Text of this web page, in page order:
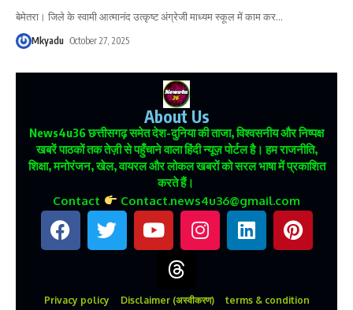
बेमेतरा। जिले के स्वामी आत्मानंद उत्कृष्ट अंग्रेजी माध्यम स्कूल में काम कर…
Mkyadu October 27, 2025
About Us
News4u36छत्तीसगढ़ समेत देश-दुनिया की ताजा, विश्वसनीय और निष्पक्ष
खबरें पाठकों तक तेज़ी से पहुँचाने वाला हिंदी न्यूज़ पोर्टल है। हम राजनीति,
शिक्षा, मनोरंजन, खेल, वायरल और लोकल खबरों को सरल भाषा में प्रकाशित
करते हैं।
Contact Contact.news4u36@gmail.com
Privacy policy Disclaimer (अस्वीकरण) terms & condition